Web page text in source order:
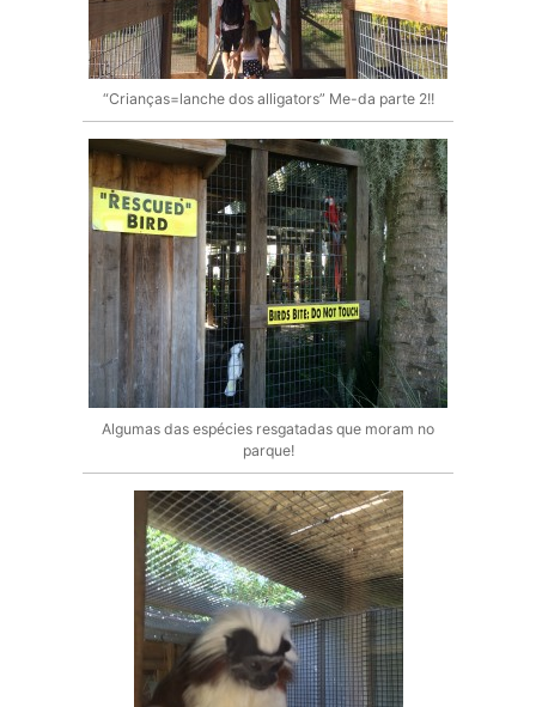
“Crianças=lanche dos alligators” Me-da parte 2!!
Algumas das espécies resgatadas que moram no
parque!